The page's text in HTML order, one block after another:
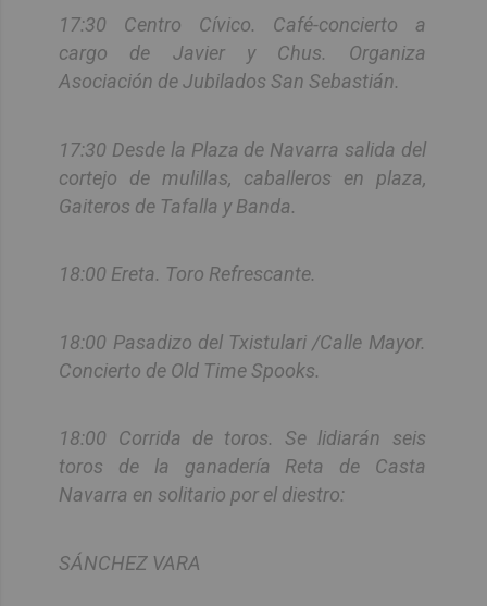
17:30 Centro Cívico. Café-concierto a
cargo de Javier y Chus. Organiza
Asociación de Jubilados San Sebastián.
17:30 Desde la Plaza de Navarra salida del
cortejo de mulillas, caballeros en plaza,
Gaiteros de Tafalla y Banda.
18:00 Ereta. Toro Refrescante.
18:00 Pasadizo del Txistulari /Calle Mayor.
Concierto de Old Time Spooks.
18:00 Corrida de toros. Se lidiarán seis
toros de la ganadería Reta de Casta
Navarra en solitario por el diestro:
SÁNCHEZ VARA